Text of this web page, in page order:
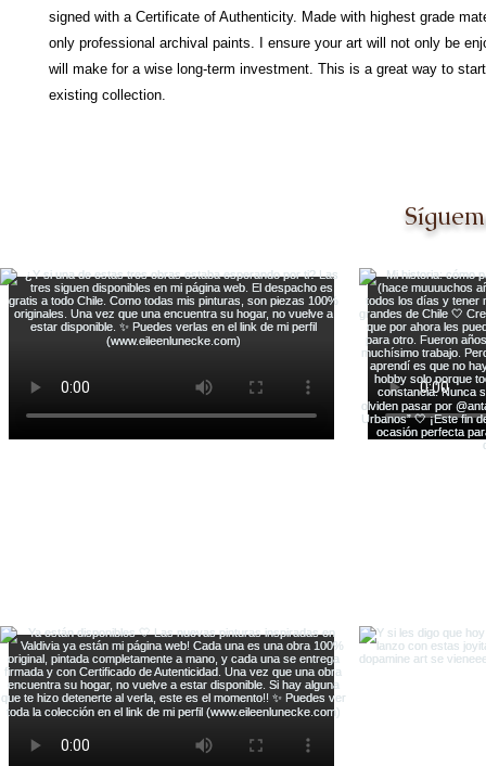
signed with a Certificate of Authenticity. Made with highest grade
only professional archival paints. I ensure your art will not only be
will make for a wise long-term investment. This is a great way to
existing collection.